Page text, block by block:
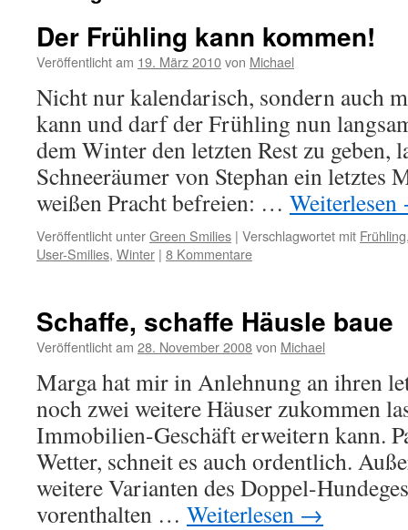
Der Frühling kann kommen!
Veröffentlicht am 19. März 2010von Michael
Nicht nur kalendarisch, sondern auch
kann und darf der Frühling nun
dem Winter den letzten Rest zu geben,
Schneeräumer von Stephan ein letztes
weißen Pracht befreien: … Weiterlesen
Veröffentlicht unterGreen Smilies | Verschlagwortet mit Frühling
User-Smilies, Winter | 8 Kommentare
Schaffe, schaffe Häusle baue
Veröffentlicht am 28. November 2008von Michael
Marga hat mir in Anlehnung an ihren
noch zwei weitere Häuser zukommen
Immobilien-Geschäft erweitern kann.
Wetter, schneit es auch ordentlich.
weitere Varianten des Doppel-
vorenthalten … Weiterlesen →